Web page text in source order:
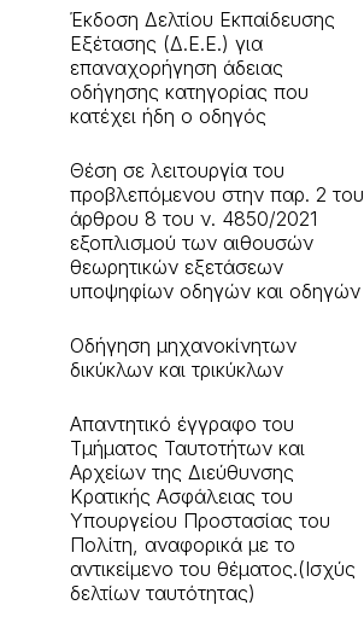
Έκδοση Δελτίου Εκπαίδευσης
Εξέτασης (Δ.Ε.Ε.) για
επαναχορήγηση άδειας
οδήγησης κατηγορίας που
κατέχει ήδη ο οδηγός
Θέση σε λειτουργία του
προβλεπόμενου στην παρ. 2 του
άρθρου 8 του ν. 4850/2021
εξοπλισμού των αιθουσών
θεωρητικών εξετάσεων
υποψηφίων οδηγών και οδηγών
Οδήγηση μηχανοκίνητων
δικύκλων και τρικύκλων
Aπαντητικό έγγραφο του
Τμήματος Ταυτοτήτων και
Αρχείων της Διεύθυνσης
Κρατικής Ασφάλειας του
Υπουργείου Προστασίας του
Πολίτη, αναφορικά με το
αντικείμενο του θέματος.(Ισχύς
δελτίων ταυτότητας)